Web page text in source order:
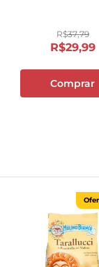
R$37,79
R$29,99
Comprar